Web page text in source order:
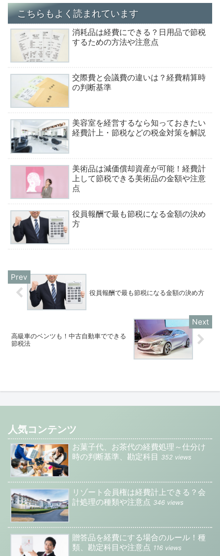
こちらもよく読まれています
消耗品は経費にできる？日用品で節税
するための方法や注意点
交際費と会議費の違いは？経費精算時
の判断基準
美容室を経営するなら知っておきたい
経費計上・節税などの税金対策を解説
美術品は減価償却資産が可能！経費計
上して節税できる美術品の金額や注意
点
役員報酬で最も節税になる金額の決め
方
役員報酬で最も節税になる金額の決め方
高級車のベンツも！中古自動車でできる
節税法
人気コンテンツ
お菓子代、お茶代の経費処理～仕分け
時の判断基準、勘定科目 352 views
リゾート会員権は経費計上できる？会
計処理の種類や注意点 346 views
贈答品を経費にする場合のルール！種
類、勘定科目や注意点 116 views